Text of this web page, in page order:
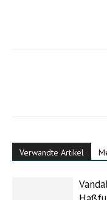
Verwandte Artikel